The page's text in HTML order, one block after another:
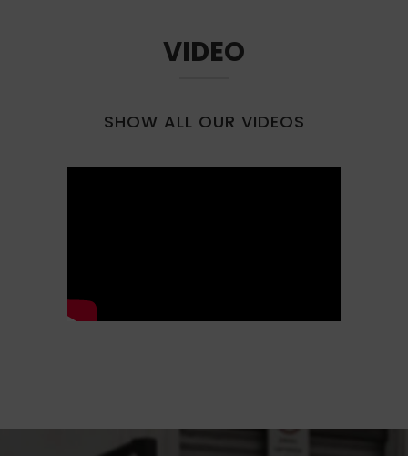
VIDEO
SHOW ALL OUR VIDEOS